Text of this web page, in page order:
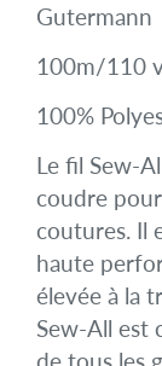
Gutermann
100m/110
100%
Le fil Sew-
coudre
coutures. Il
haute
élevée à la
Sew-All est